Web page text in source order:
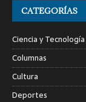
CATEGORÍAS
Ciencia y Tecnología
Columnas
Cultura
Deportes